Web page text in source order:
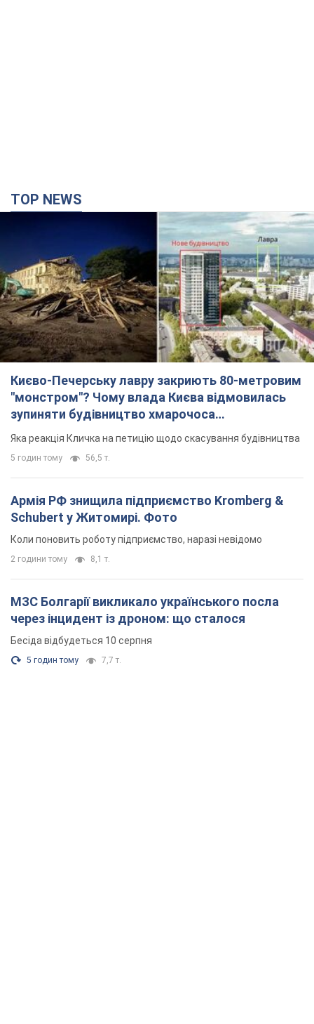
TOP NEWS
Києво-Печерську лавру закриють 80-метровим
"монстром"? Чому влада Києва відмовилась
зупиняти будівництво хмарочоса
"московського вірянина"
Яка реакція Кличка на петицію щодо скасування будівництва
5 годин тому 56,5 т.
Армія РФ знищила підприємство Kromberg &
Schubert у Житомирі. Фото
Коли поновить роботу підприємство, наразі невідомо
2 години тому 8,1 т.
МЗС Болгарії викликало українського посла
через інцидент із дроном: що сталося
Бесіда відбудеться 10 серпня
5 годин тому 7,7 т.